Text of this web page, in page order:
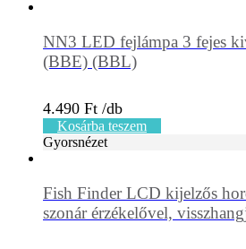
NN3 LED fejlámpa 3 fejes
(BBE) (BBL)
4.490 Ft
Kosárba teszem
Gyorsnézet
Fish Finder LCD kijelzős
szonár érzékelővel,